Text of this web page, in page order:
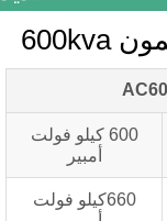
600 كيلو فولت
660كيلو فولت